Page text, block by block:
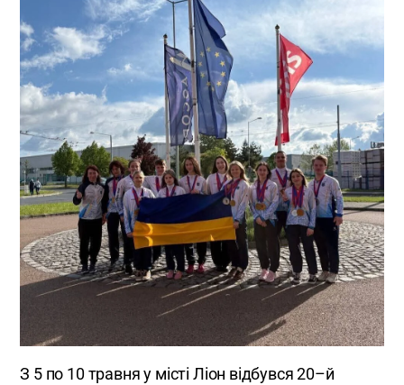
З 5 по 10 травня у місті Ліон відбувся 20–й